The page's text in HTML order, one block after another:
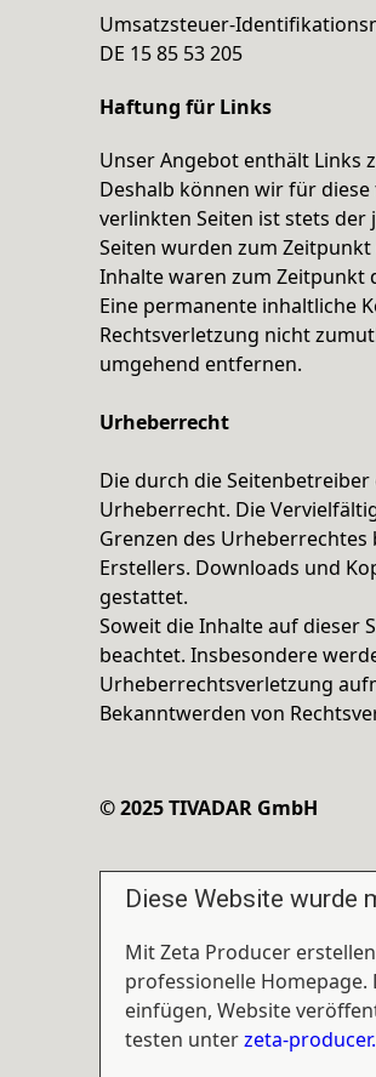
Umsatzsteuer-
DE 15 85 53 205
Haftung für Links
Unser Angebot enthält Links
Deshalb können wir für
verlinkten Seiten ist stets
Seiten wurden zum
Inhalte waren zum Zeitpunkt
Eine permanente inhaltliche
Rechtsverletzung nicht
umgehend entfernen.
Urheberrecht
Die durch die
Urheberrecht. Die
Grenzen des
Erstellers. Downloads und
gestattet.
Soweit die Inhalte auf dieser
beachtet. Insbesondere
Urheberrechtsverletzung
Bekanntwerden von
© 2025 TIVADAR GmbH
Diese Website wurde
Mit Zeta Producer
professionelle Homepage.
einfügen, Website
testen unterzeta-